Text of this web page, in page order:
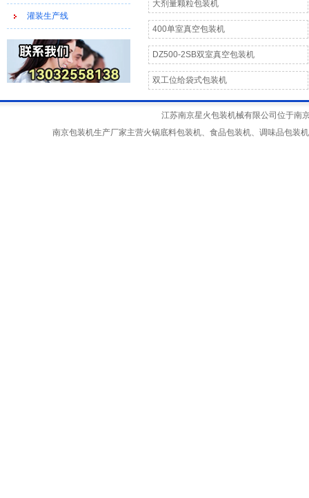
灌装生产线
大剂量颗粒包装机
400单室真空包装机
DZ500-2SB双室真空包装机
双工位给袋式包装机
江苏南京星火包装机械有限公司位于
南京包装机生产厂家主营火锅底料包装机、食品包装机、调味品包装